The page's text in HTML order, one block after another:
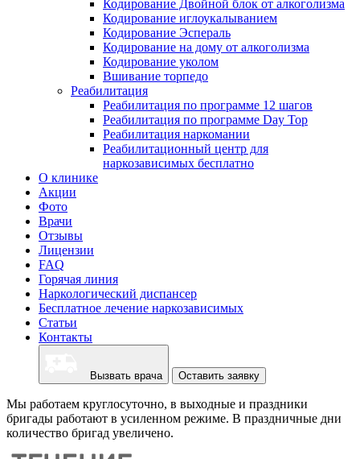
Кодирование Двойной блок от алкоголизма
Кодирование иглоукалыванием
Кодирование Эспераль
Кодирование на дому от алкоголизма
Кодирование уколом
Вшивание торпедо
Реабилитация
Реабилитация по программе 12 шагов
Реабилитация по программе Day Top
Реабилитация наркомании
Реабилитационный центр для
наркозависимых бесплатно
О клинике
Акции
Фото
Врачи
Отзывы
Лицензии
FAQ
Горячая линия
Наркологический диспансер
Бесплатное лечение наркозависимых
Статьи
Контакты
Вызвать врача Оставить заявку
Мы работаем круглосуточно, в выходные и праздники
бригады работают в усиленном режиме. В праздничные дни
количество бригад увеличено.